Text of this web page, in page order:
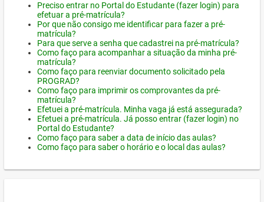
Preciso entrar no Portal do Estudante (fazer login) para
efetuar a pré-matrícula?
Por que não consigo me identificar para fazer a pré-
matrícula?
Para que serve a senha que cadastrei na pré-matrícula?
Como faço para acompanhar a situação da minha pré-
matrícula?
Como faço para reenviar documento solicitado pela
PROGRAD?
Como faço para imprimir os comprovantes da pré-
matrícula?
Efetuei a pré-matrícula. Minha vaga já está assegurada?
Efetuei a pré-matrícula. Já posso entrar (fazer login) no
Portal do Estudante?
Como faço para saber a data de início das aulas?
Como faço para saber o horário e o local das aulas?